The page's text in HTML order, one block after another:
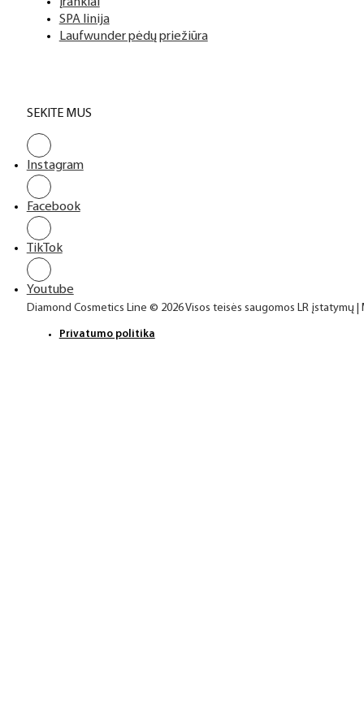
SPA linija
Laufwunder pėdų priežiūra
SEKITE MUS
Instagram
Facebook
TikTok
Youtube
Diamond Cosmetics Line © 2026 Visos teisės saugomos LR įstatymų
Privatumo politika